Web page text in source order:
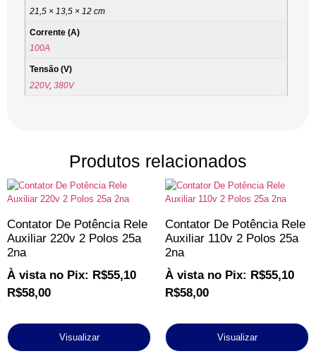
21,5 × 13,5 × 12 cm
Corrente (A)
100A
Tensão (V)
220V, 380V
Produtos relacionados
Contator De Potência Rele
Auxiliar 220v 2 Polos 25a
2na
À vista no Pix: R$55,10
R$58,00
Visualizar
Contator De Potência Rele
Auxiliar 110v 2 Polos 25a
2na
À vista no Pix: R$55,10
R$58,00
Visualizar